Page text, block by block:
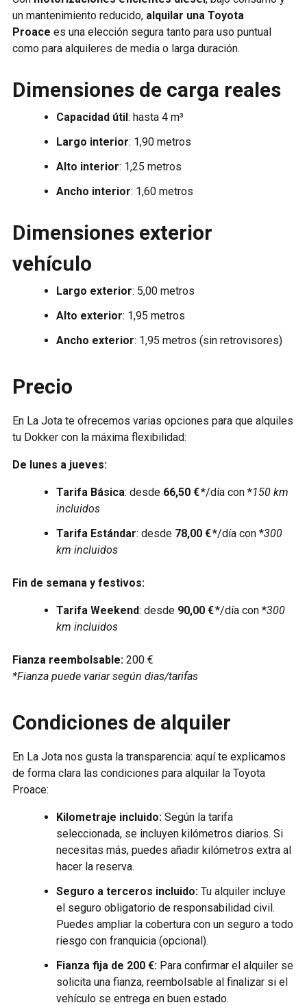
un mantenimiento reducido, alquilar una Toyota
Proace es una elección segura tanto para uso puntual
como para alquileres de media o larga duración.
Dimensiones de carga reales
Capacidad útil: hasta 4 m³
Largo interior: 1,90 metros
Alto interior: 1,25 metros
Ancho interior: 1,60 metros
Dimensiones exterior
vehículo
Largo exterior: 5,00 metros
Alto exterior: 1,95 metros
Ancho exterior: 1,95 metros (sin retrovisores)
Precio
En La Jota te ofrecemos varias opciones para que alquiles
tu Dokker con la máxima flexibilidad:
De lunes a jueves:
Tarifa Básica: desde 66,50 €*/día con *150 km
incluidos
Tarifa Estándar: desde 78,00 €*/día con *300
km incluidos
Fin de semana y festivos:
Tarifa Weekend: desde 90,00 €*/día con *300
km incluidos
Fianza reembolsable: 200 €
*Fianza puede variar según dias/tarifas
Condiciones de alquiler
En La Jota nos gusta la transparencia: aquí te explicamos
de forma clara las condiciones para alquilar la Toyota
Proace:
Kilometraje incluido: Según la tarifa
seleccionada, se incluyen kilómetros diarios. Si
necesitas más, puedes añadir kilómetros extra al
hacer la reserva.
Seguro a terceros incluido: Tu alquiler incluye
el seguro obligatorio de responsabilidad civil.
Puedes ampliar la cobertura con un seguro a todo
riesgo con franquicia (opcional).
Fianza fija de 200 €: Para confirmar el alquiler se
solicita una fianza, reembolsable al finalizar si el
vehículo se entrega en buen estado.